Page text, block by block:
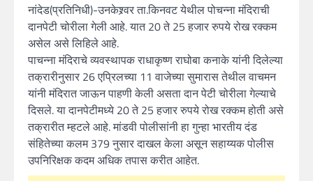
नांदेड(प्रतिनिधी)-उनकेश्र्वर ता.किनवट येथील पोचन्ना मंदिराची
दानपेटी चोरीला गेली आहे. यात 20 ते 25 हजार रुपये रोख रक्कम
असेल असे लिहिले आहे.
पाचन्ना मंदिराचे व्यवस्थापक राधाकृष्ण राघोबा कनाके यांनी दिलेल्या
तक्रारीनुसार 26 एप्रिलच्या 11 वाजेच्या सुमारास तेथील वाचमन
यांनी मंदिरात जाऊन पाहणी केली असता दान पेटी चोरीला गेल्याचे
दिसले. या दानपेटीमध्ये 20 ते 25 हजार रुपये रोख रक्कम होती असे
तक्रारीत म्हटले आहे. मांडवी पोलीसांनी हा गुन्हा भारतीय दंड
संहितेच्या कलम 379 नुसार दाखल केला असून सहाय्यक पोलीस
उपनिरिक्षक कदम अधिक तपास करीत आहेत.